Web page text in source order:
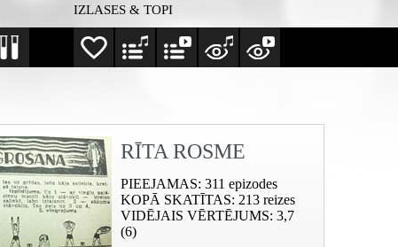
IZLASES & TOPI
RĪTA ROSME
PIEEJAMAS: 311 epizodes
KOPĀ SKATĪTAS: 213 reizes
VIDĒJAIS VĒRTĒJUMS: 3,7
(6)